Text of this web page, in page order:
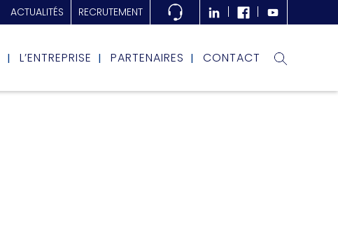
ACTUALITÉS RECRUTEMENT
L’ENTREPRISE PARTENAIRES CONTACT